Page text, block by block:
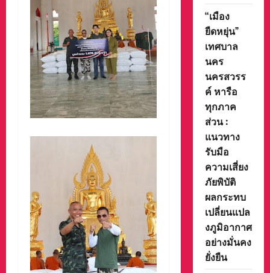
“เมือง
ยืดหยุ่น”
เทศบาล
นคร
นครสวรร
ค์ หารือ
ทุกภาค
ส่วน :
แนวทาง
รับมือ
ความเสี่ยง
ภัยพิบัติ
ผลกระทบ
เปลี่ยนแปล
งภูมิอากาศ
อย่างมั่นคง
ยั่งยืน